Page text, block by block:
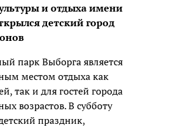
и отдыха имени
детский город
парк Выборга является
местом отдыха как
так и для гостей города
возрастов. В субботу
праздник,